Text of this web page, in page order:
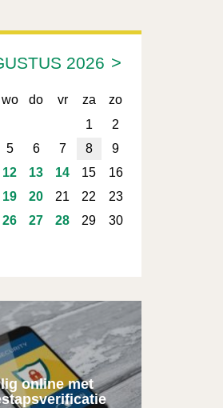
>
2026
wo do vr za
zo
1
2
5 6 7 8
9
12 13 14 15
16
19 20 21 22
23
26 27 28 29
30
online met